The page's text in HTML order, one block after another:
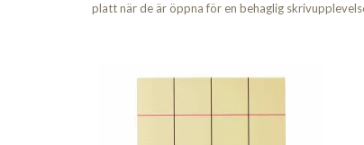
platt när de är öppna för en behaglig